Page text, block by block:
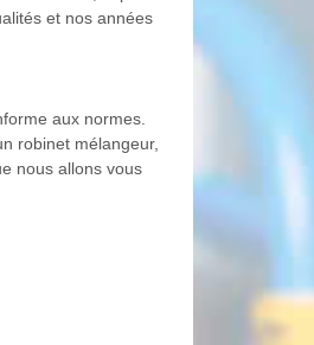
et nos années
aux normes.
robinet mélangeur,
nous allons vous